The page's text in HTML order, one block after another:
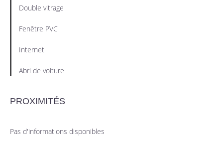
Double vitrage
Fenêtre PVC
Internet
Abri de voiture
PROXIMITÉS
Pas d'informations disponibles